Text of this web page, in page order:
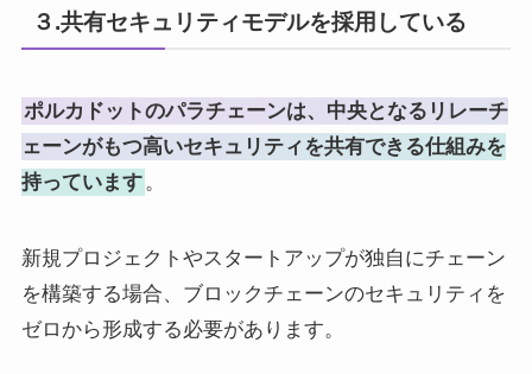
３.共有セキュリティモデルを採用している
ポルカドットのパラチェーンは、中央となるリレーチ
ェーンがもつ高いセキュリティを共有できる仕組みを
持っています。
新規プロジェクトやスタートアップが独自にチェーン
を構築する場合、ブロックチェーンのセキュリティを
ゼロから形成する必要があります。